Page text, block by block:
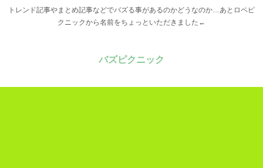
トレンド記事やまとめ記事などでバズる事があるのかどうなのか…あとロペピ
クニックから名前をちょっといただきました←
バズピクニック